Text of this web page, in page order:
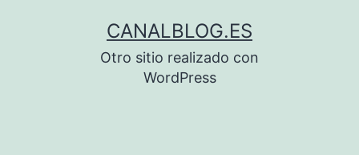
CANALBLOG.ES
Otro sitio realizado con
WordPress